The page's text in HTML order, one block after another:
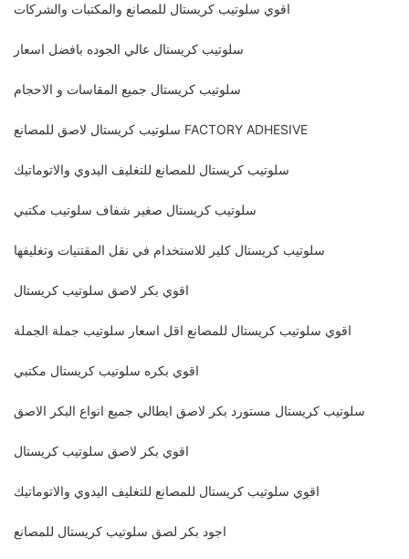
اقوي سلوتيب كريستال للمصانع والمكتبات والشركات
سلوتيب كريستال عالي الجوده بافضل اسعار
سلوتيب كريستال جميع المقاسات و الاحجام
سلوتيب كريستال لاصق للمصانع FACTORY ADHESIVE
سلوتيب كريستال للمصانع للتغليف اليدوي والاتوماتيك
سلوتيب كريستال صغير شفاف سلوتيب مكتبي
سلوتيب كريستال كلير للاستخدام في نقل المقتنيات وتغليفها
اقوي بكر لاصق سلوتيب كريستال
اقوي سلوتيب كريستال للمصانع اقل اسعار سلوتيب جملة الجملة
اقوي بكره سلوتيب كريستال مكتبي
سلوتيب كريستال مستورد بكر لاصق ايطالي جميع انواع البكر الاصق
اقوي بكر لاصق سلوتيب كريستال
اقوي سلوتيب كريستال للمصانع للتغليف اليدوي والاتوماتيك
اجود بكر لصق سلوتيب كريستال للمصانع